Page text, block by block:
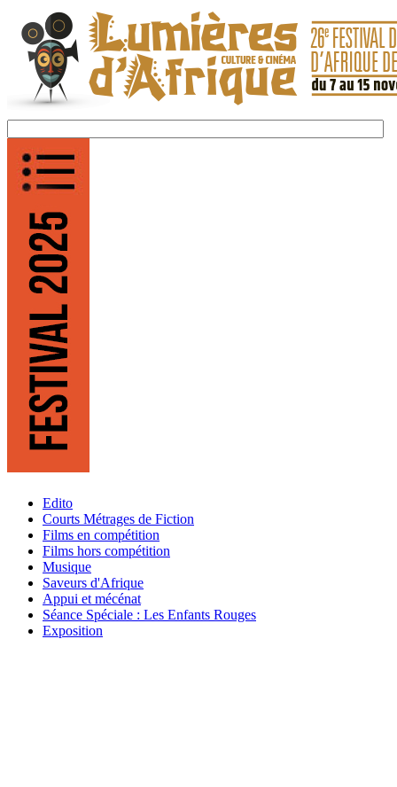
Edito
Courts Métrages de Fiction
Films en compétition
Films hors compétition
Musique
Saveurs d'Afrique
Appui et mécénat
Séance Spéciale : Les Enfants Rouges
Exposition